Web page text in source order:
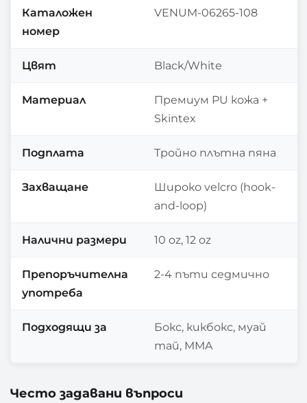
Каталожен
номер
VENUM-06265-108
Цвят Black/White
Материал
Премиум PU кожа +
Skintex
Подплата Тройно плътна пяна
Захващане
Широко velcro (hook-
and-loop)
Налични размери 10 oz, 12 oz
Препоръчителна
употреба
2-4 пъти седмично
Подходящи за
Бокс, кикбокс, муай
тай, MMA
Често задавани въпроси